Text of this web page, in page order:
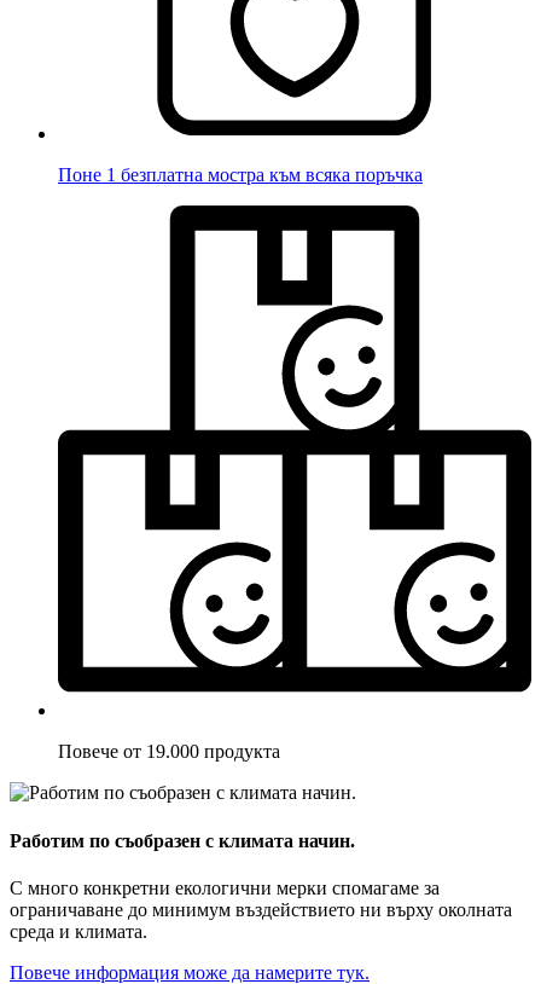
Поне 1 безплатна мостра към всяка поръчка
Повече от 19.000 продукта
Работим по съобразен с климата начин.
С много конкретни екологични мерки спомагаме за
ограничаване до минимум въздействието ни върху околната
среда и климата.
Повече информация може да намерите тук.